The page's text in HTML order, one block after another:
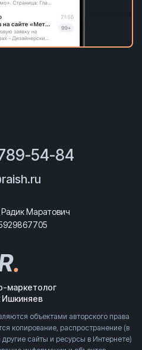
54-84
Маратович
.
маркетолог
Ишкиняев
объектами авторского права
копирование, распространение (в
сайты и ресурсы в Интернете)